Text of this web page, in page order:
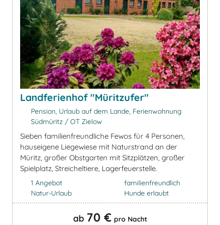
Landferienhof "Müritzufer"
Pension, Urlaub auf dem Lande, Ferienwohnung
Südmüritz / OT Zielow
Sieben familienfreundliche Fewos für 4 Personen,
hauseigene Liegewiese mit Naturstrand an der
Müritz, großer Obstgarten mit Sitzplätzen, großer
Spielplatz, Streicheltiere, Lagerfeuerstelle.
1 Angebot
Natur-Urlaub
familienfreundlich
Hunde erlaubt
ab 70 € pro Nacht